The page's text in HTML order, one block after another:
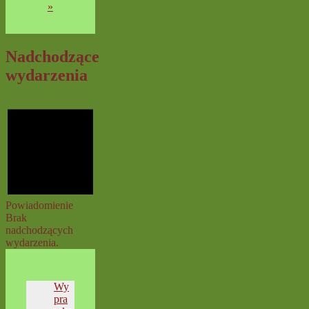
»
Nadchodzące
wydarzenia
Powiadomienie
Brak
nadchodzących
wydarzenia.
Wy
pra